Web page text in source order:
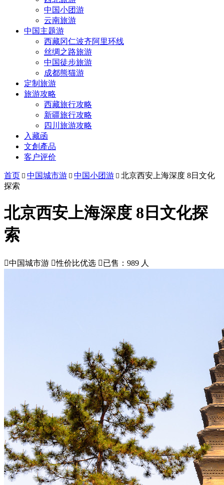
中国小团游
云南旅游
中国主题游
西藏冈仁波齐阿里环线
丝绸之路旅游
中国徒步旅游
成都熊猫游
定制旅游
旅游攻略
西藏旅行攻略
新疆旅行攻略
四川旅游攻略
入藏函
文創產品
客户评价
首页  中国城市游  中国小团游  北京西安上海深度 8日文化
探索
北京西安上海深度 8日文化探
索
中国城市游 性价比优选 已售：989 人